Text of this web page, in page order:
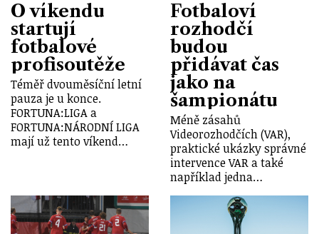
O víkendu
startují
fotbalové
profisoutěže
Téměř dvouměsíční letní
pauza je u konce.
FORTUNA:LIGA a
FORTUNA:NÁRODNÍ LIGA
mají už tento víkend…
Fotbaloví
rozhodčí
budou
přidávat čas
jako na
šampionátu
Méně zásahů
Videorozhodčích (VAR),
praktické ukázky správné
intervence VAR a také
například jedna…